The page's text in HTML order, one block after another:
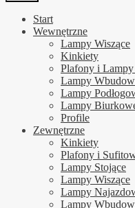
Start
Wewnętrzne
Lampy Wiszące
Kinkiety
Plafony i
Lampy
Lampy
Lampy
Profile
Zewnętrzne
Kinkiety
Plafony i
Lampy Stojące
Lampy Wiszące
Lampy
Lampy